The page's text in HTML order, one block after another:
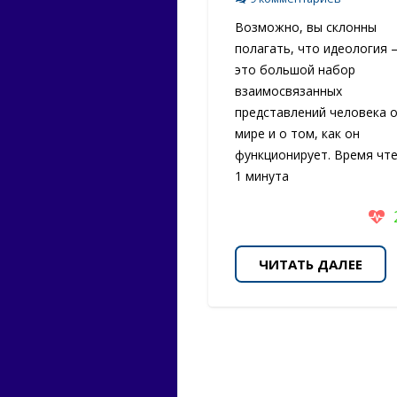
Возможно, вы склонны
полагать, что идеология
это большой набор
взаимосвязанных
представлений человека о
мире и о том, как он
функционирует. Время
1 минута
ЧИТАТЬ ДАЛЕЕ